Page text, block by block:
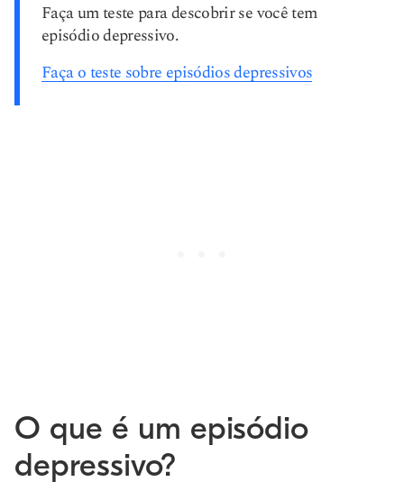
Faça um teste para descobrir se você tem
episódio depressivo.
Faça o teste sobre episódios depressivos
O que é um episódio
depressivo?